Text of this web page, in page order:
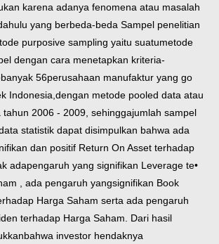
karena adanya fenomena atau masalah
yang berbeda-beda Sampel penelitian
purposive sampling yaitu suatumetode
dengan cara menetapkan kriteria-
56perusahaan manufaktur yang go
Indonesia, dengan metode pooled data atau
2006 - 2009, sehinggajumlah sampel
statistik dapat disimpulkan bahwa ada
dan positif Return On Asset terhadap
adapengaruh yang signifikan Leverage te•
, ada pengaruh yangsignifikan Book
Harga Saham serta ada pengaruh
terhadap Harga Saham. Dari hasil
bahwa investor hendaknya